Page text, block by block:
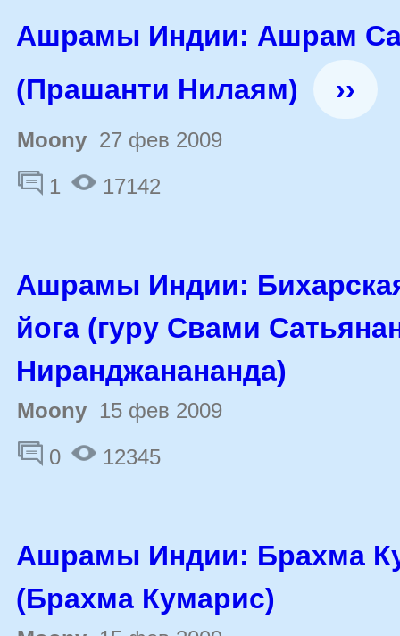
Ашрамы Индии: Ашрам
(Прашанти Нилаям)
››
Moony 27 фев 2009
1
17142
Ашрамы Индии:
йога (гуру Свами
Ниранджанананда)
Moony 15 фев 2009
0
12345
Ашрамы Индии: Брахма
(Брахма Кумарис)